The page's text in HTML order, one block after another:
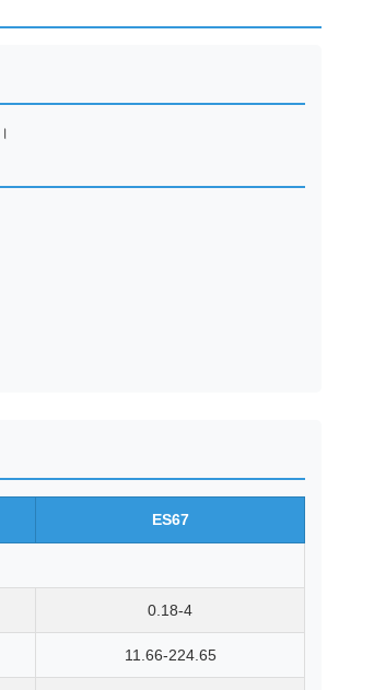
ES67
0.18-4
11.66-224.65